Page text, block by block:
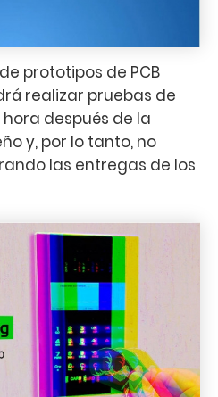
prototipos de PCB
realizar pruebas de
después de la
y, por lo tanto, no
las entregas de los